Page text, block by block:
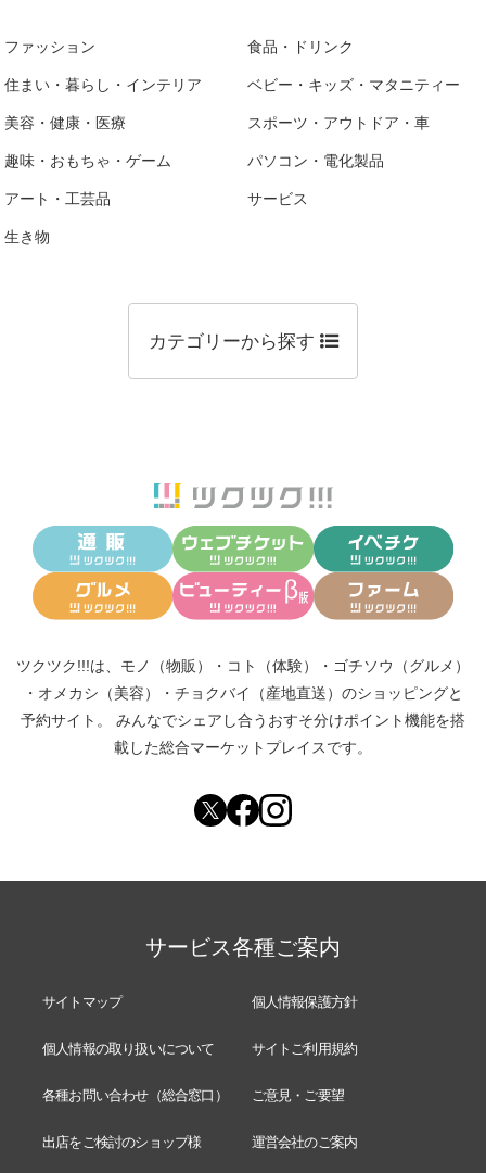
ファッション 食品・ドリンク
住まい・暮らし・インテリア ベビー・キッズ・マタニティー
美容・健康・医療 スポーツ・アウトドア・車
趣味・おもちゃ・ゲーム パソコン・電化製品
アート・工芸品 サービス
生き物
カテゴリーから探す
ツクツク!!!は、 モノ（物販） ・ コト（体験） ・ ゴチソウ（グルメ）
・ オメカシ（美容） ・ チョクバイ（産地直送） のショッピングと
予約サイト。
みんなでシェアし合う おすそ分けポイント機能を搭
載した総合マーケットプレイスです。
サービス各種ご案内
サイトマップ 個人情報保護方針
個人情報の取り扱いについて サイトご利用規約
各種お問い合わせ（総合窓口） ご意見・ご要望
出店をご検討のショップ様 運営会社のご案内